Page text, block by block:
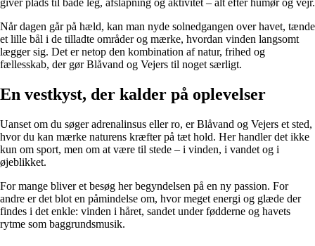
giver plads til både leg, afslapning og aktivitet – alt efter humør og vejr.
Når dagen går på hæld, kan man nyde solnedgangen over havet, tænde
et lille bål i de tilladte områder og mærke, hvordan vinden langsomt
lægger sig. Det er netop den kombination af natur, frihed og
fællesskab, der gør Blåvand og Vejers til noget særligt.
En vestkyst, der kalder på oplevelser
Uanset om du søger adrenalinsus eller ro, er Blåvand og Vejers et sted,
hvor du kan mærke naturens kræfter på tæt hold. Her handler det ikke
kun om sport, men om at være til stede – i vinden, i vandet og i
øjeblikket.
For mange bliver et besøg her begyndelsen på en ny passion. For
andre er det blot en påmindelse om, hvor meget energi og glæde der
findes i det enkle: vinden i håret, sandet under fødderne og havets
rytme som baggrundsmusik.